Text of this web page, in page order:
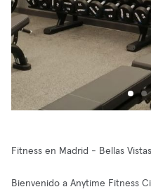
Fitness en Madrid - Bellas Vistas
Bienvenido a Anytime Fitness